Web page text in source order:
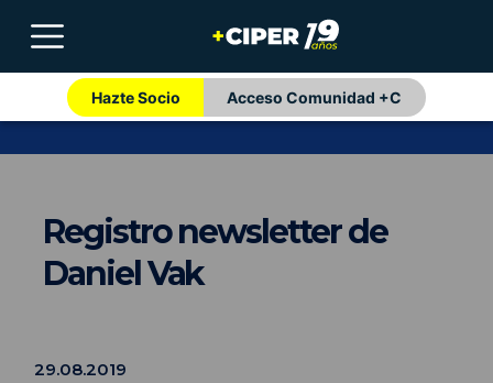
Hazte Socio Acceso Comunidad +C
Registro newsletter de
Daniel Vak
29.08.2019